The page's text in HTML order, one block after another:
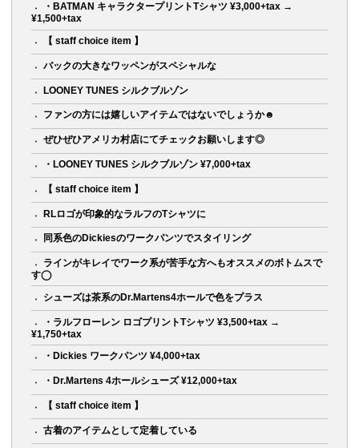
・BATMAN キャラクタープリントTシャツ ¥3,000+tax →
¥1,500+tax
【 staff choice item 】
バックの大きなワッペンがスペシャルな
LOONEY TUNES シルクブルゾン
ファンの方には嬉しいアイテムではないでしょうか☻
ぜひぜひアメリカ村店にてチェックお願いします◎
・LOONEY TUNES シルクブルゾン ¥7,000+tax
【 staff choice item 】
RLロゴが印象的なラルフのTシャツに
同系色のDickiesのワークパンツでスタイリング
ラインがキレイでワーク系が苦手な方へもオススメのボトムスで
す◯
シューズは茶系のDr.Martens4ホールで色をプラス
・ラルフローレン ロゴプリントTシャツ ¥3,500+tax →
¥1,750+tax
・Dickies ワークパンツ ¥4,000+tax
・Dr.Martens 4ホールシューズ ¥12,000+tax
【 staff choice item 】
古着のアイテムとして定着している